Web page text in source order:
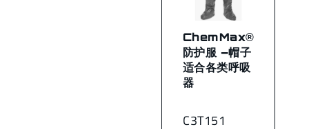
C3T151
ChemMax®
防护服 –帽子
适合各类呼吸
器